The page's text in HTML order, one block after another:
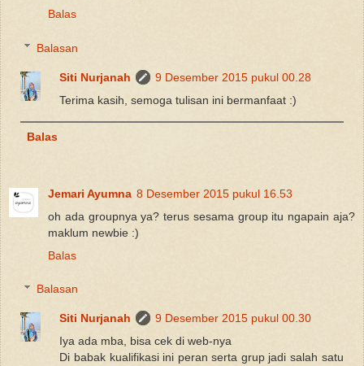
Balas
Balasan
Siti Nurjanah
9 Desember 2015 pukul 00.28
Terima kasih, semoga tulisan ini bermanfaat :)
Balas
Jemari Ayumna 8 Desember 2015 pukul 16.53
oh ada groupnya ya? terus sesama group itu ngapain aja?
maklum newbie :)
Balas
Balasan
Siti Nurjanah
9 Desember 2015 pukul 00.30
Iya ada mba, bisa cek di web-nya
Di babak kualifikasi ini peran serta grup jadi salah satu